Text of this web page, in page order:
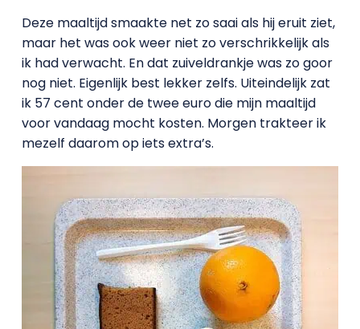
Deze maaltijd smaakte net zo saai als hij eruit ziet,
maar het was ook weer niet zo verschrikkelijk als
ik had verwacht. En dat zuiveldrankje was zo goor
nog niet. Eigenlijk best lekker zelfs. Uiteindelijk zat
ik 57 cent onder de twee euro die mijn maaltijd
voor vandaag mocht kosten. Morgen trakteer ik
mezelf daarom op iets extra’s.